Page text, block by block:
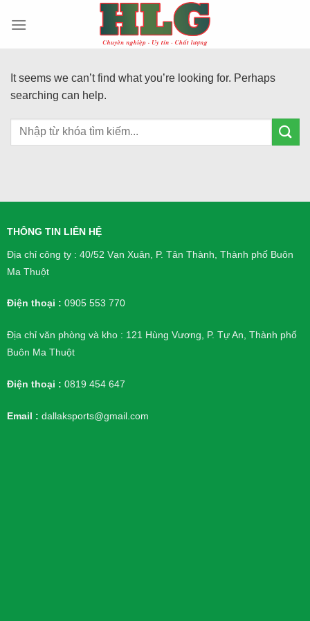
It seems we can’t find what you’re looking for. Perhaps
searching can help.
THÔNG TIN LIÊN HỆ
Địa chỉ công ty : 40/52 Vạn Xuân, P. Tân Thành, Thành phố Buôn
Ma Thuột
Điện thoại : 0905 553 770
Địa chỉ văn phòng và kho : 121 Hùng Vương, P. Tự An, Thành phố
Buôn Ma Thuột
Điện thoại : 0819 454 647
Email : dallaksports@gmail.com